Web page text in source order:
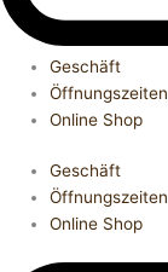
Geschäft
Öffnungszeiten
Online Shop
Geschäft
Öffnungszeiten
Online Shop